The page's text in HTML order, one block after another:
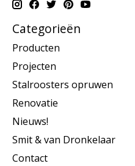
Categorieën
Producten
Projecten
Stalroosters opruwen
Renovatie
Nieuws!
Smit & van Dronkelaar
Contact